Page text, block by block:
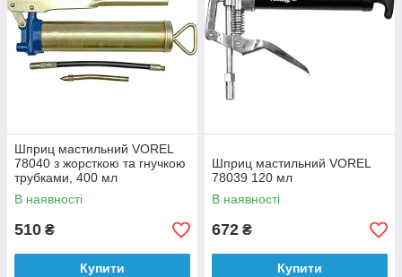
Шприц мастильний VOREL
78040 з жорсткою та гнучкою
трубками, 400 мл
В наявності
510 ₴
Купити
Шприц мастильний VOREL
78039 120 мл
В наявності
672 ₴
Купити